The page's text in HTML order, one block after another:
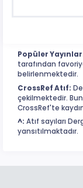
Popüler
tarafından
belirlenmektedir.
CrossRef Atıf:
çekilmektedir.
CrossRef'te
^: Atıf sayıları
yansıtılmaktadır.